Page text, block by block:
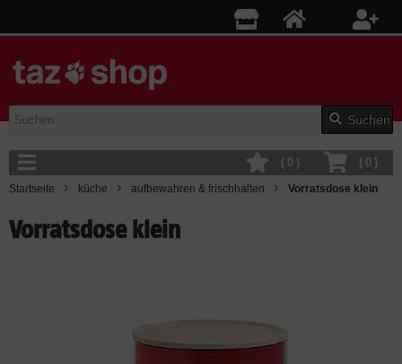
Suchen
( 0 )
( 0 )
Startseite küche aufbewahren & frischhalten Vorratsdose klein
Vorratsdose klein